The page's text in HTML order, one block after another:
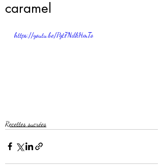
caramel
https://youtu.be/Pgt7NdkHmTo
Recettes sucrées